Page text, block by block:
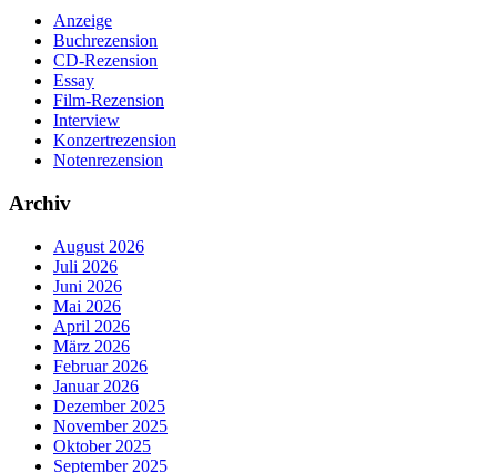
Anzeige
Buchrezension
CD-Rezension
Essay
Film-Rezension
Interview
Konzertrezension
Notenrezension
Archiv
August 2026
Juli 2026
Juni 2026
Mai 2026
April 2026
März 2026
Februar 2026
Januar 2026
Dezember 2025
November 2025
Oktober 2025
September 2025